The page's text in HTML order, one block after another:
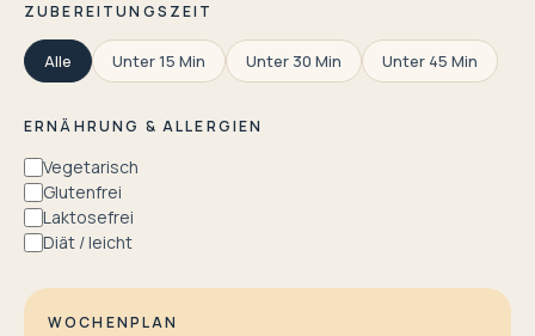
ZUBEREITUNGSZEIT
Alle Unter 15 Min Unter 30 Min Unter 45 Min
ERNÄHRUNG & ALLERGIEN
Vegetarisch
Glutenfrei
Laktosefrei
Diät / leicht
WOCHENPLAN